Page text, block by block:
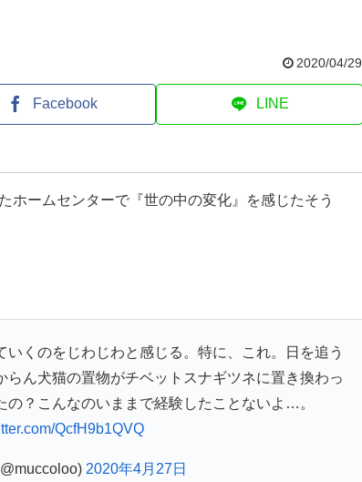
2020/04/29
Facebook LINE
ホームセンターで『世の中の変化』を感じたそう
くのをじわじわと感じる。特に、これ。日を追う
らん犬猫の置物がチベットスナギツネに置き換わっ
の？こんなのいままで経験したことないよ…。
QcfH9b1QVQ
2020年4月27日